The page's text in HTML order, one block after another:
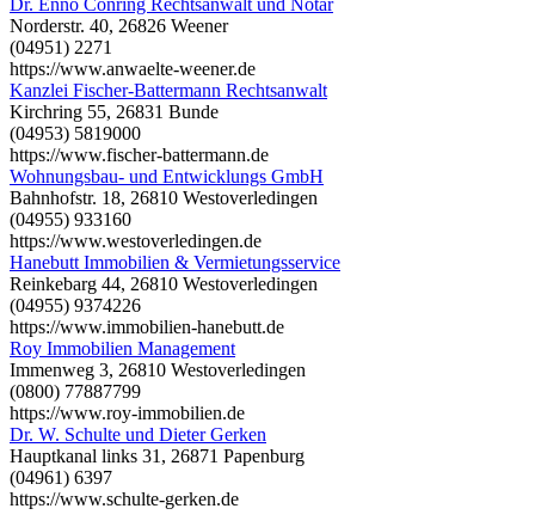
Dr. Enno Conring Rechtsanwalt und Notar
Norderstr. 40, 26826 Weener
(04951) 2271
https://www.anwaelte-weener.de
Kanzlei Fischer-Battermann Rechtsanwalt
Kirchring 55, 26831 Bunde
(04953) 5819000
https://www.fischer-battermann.de
Wohnungsbau- und Entwicklungs GmbH
Bahnhofstr. 18, 26810 Westoverledingen
(04955) 933160
https://www.westoverledingen.de
Hanebutt Immobilien & Vermietungsservice
Reinkebarg 44, 26810 Westoverledingen
(04955) 9374226
https://www.immobilien-hanebutt.de
Roy Immobilien Management
Immenweg 3, 26810 Westoverledingen
(0800) 77887799
https://www.roy-immobilien.de
Dr. W. Schulte und Dieter Gerken
Hauptkanal links 31, 26871 Papenburg
(04961) 6397
https://www.schulte-gerken.de